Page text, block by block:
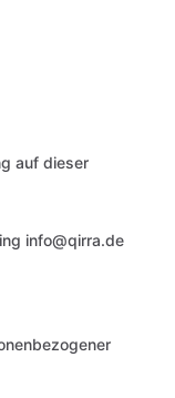
auf dieser
info@qirra.de